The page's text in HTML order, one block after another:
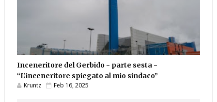
Inceneritore del Gerbido - parte sesta -
“L’inceneritore spiegato al mio sindaco”
Kruntz Feb 16, 2025